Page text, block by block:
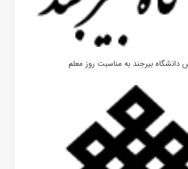
دانشگاه بیرجند به مناسبت روز معلم